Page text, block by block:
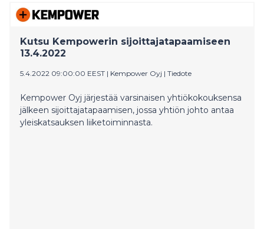
korkean teknologian osaaminen muun muassa
löytyy merkittävää kysyntää Yhdysvaltojen
markkinoilta. Korkean jalostusarvon erikoistuneille
Kutsu Kempowerin sijoittajatapaamiseen
13.4.2022
5.4.2022 09:00:00 EEST | Kempower Oyj | Tiedote
Kempower Oyj järjestää varsinaisen yhtiökokouksensa
jälkeen sijoittajatapaamisen, jossa yhtiön johto antaa
yleiskatsauksen liiketoiminnasta.